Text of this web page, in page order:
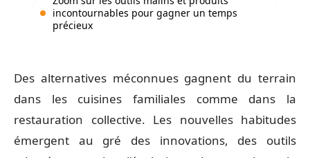
incontournables pour gagner un temps
précieux
Des alternatives méconnues gagnent du terrain
dans les cuisines familiales comme dans la
restauration collective. Les nouvelles habitudes
émergent au gré des innovations, des outils